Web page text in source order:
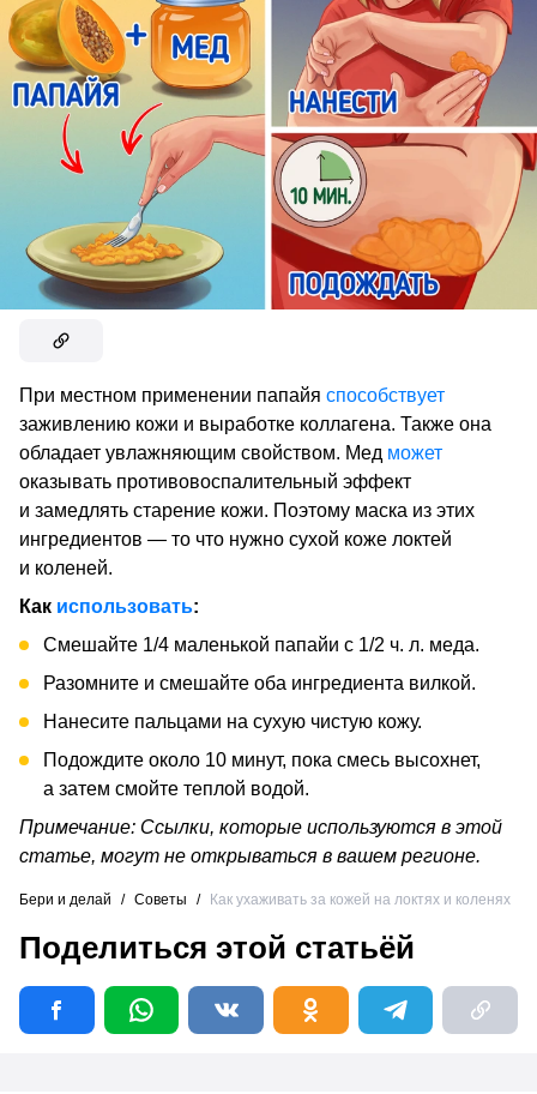
При местном применении папайя способствует
заживлению кожи и выработке коллагена. Также она
обладает увлажняющим свойством. Мед может
оказывать противовоспалительный эффект
и замедлять старение кожи. Поэтому маска из этих
ингредиентов — то что нужно сухой коже локтей
и коленей.
Как использовать:
Смешайте 1/4 маленькой папайи с 1/2 ч. л. меда.
Разомните и смешайте оба ингредиента вилкой.
Нанесите пальцами на сухую чистую кожу.
Подождите около 10 минут, пока смесь высохнет,
а затем смойте теплой водой.
Примечание: Ссылки, которые используются в этой
статье, могут не открываться в вашем регионе.
Бери и делай / Советы / Как ухаживать за кожей на локтях и коленях
Поделиться этой статьёй